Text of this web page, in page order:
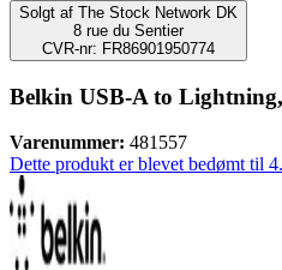
Solgt af The Stock Network DK
8 rue du Sentier
CVR-nr: FR86901950774
Belkin USB-A to
Varenummer: 481557
Dette produkt er blevet bedømt til